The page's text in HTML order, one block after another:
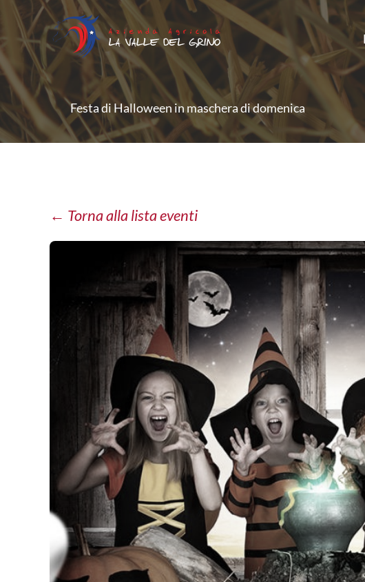
Vai
contenuto
Festa di Halloween in maschera di domenica
← Torna alla lista eventi